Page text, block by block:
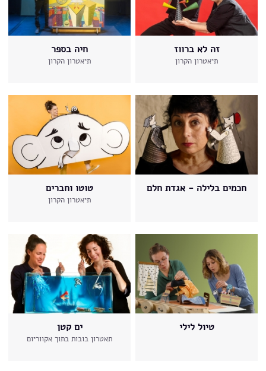
זה לא ברווז
תיאטרון הקרון
חיה בספר
תיאטרון הקרון
חכמים בלילה - אגדת חלם טוטו וחברים
תיאטרון הקרון
טיול לילי ים קטן
תאטרון בובות בתוך אקווריום